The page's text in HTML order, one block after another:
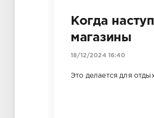
Когда
магазины
18/12/2024 16:40
Это делается для